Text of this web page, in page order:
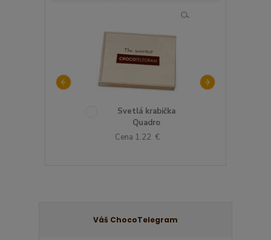
Svetlá krabička
Quadro
Cena 1.22 €
Váš ChocoTelegram